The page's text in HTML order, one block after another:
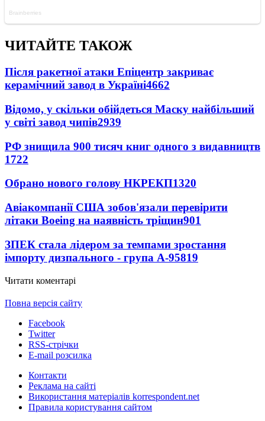
ЧИТАЙТЕ ТАКОЖ
Після ракетної атаки Епіцентр закриває
керамічний завод в Україні4662
Відомо, у скільки обійдеться Маску найбільший
у світі завод чипів2939
РФ знищила 900 тисяч книг одного з видавництв
1722
Обрано нового голову НКРЕКП1320
Авіакомпанії США зобов'язали перевірити
літаки Boeing на наявність тріщин901
ЗПЕК стала лідером за темпами зростання
імпорту дизпального - група А-95819
Читати коментарі
Повна версія сайту
Facebook
Twitter
RSS-стрічки
E-mail розсилка
Контакти
Реклама на сайті
Використання матеріалів korrespondent.net
Правила користування сайтом